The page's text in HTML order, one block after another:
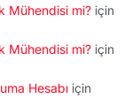
Mühendisi mi? için
Mühendisi mi? için
Hesabı için